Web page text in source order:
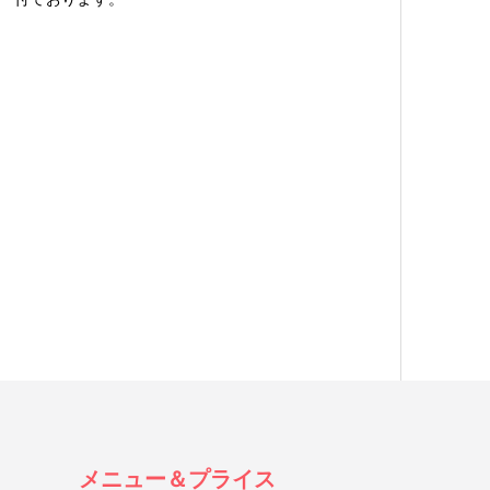
メニュー＆プライス